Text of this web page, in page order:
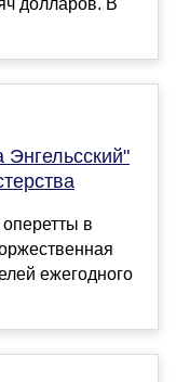
в
ежегодного